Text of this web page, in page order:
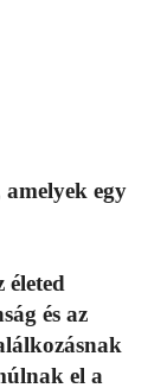
egy
és az
el a